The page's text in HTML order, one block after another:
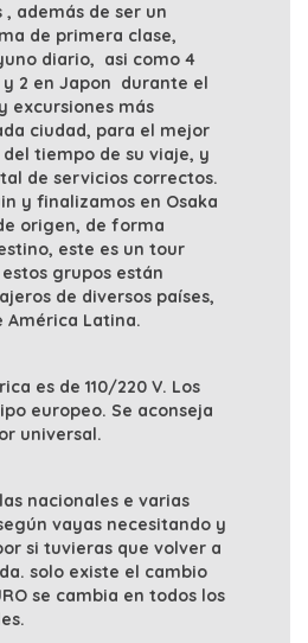
, además de ser un
de primera clase,
diario, asi como 4
y 2 en Japon durante el
excursiones más
ciudad, para el mejor
tiempo de su viaje, y
de servicios correctos.
y finalizamos en Osaka
origen, de forma
este es un tour
grupos están
de diversos países,
Latina.
es de 110/220 V. Los
europeo. Se aconseja
universal.
nacionales e varias
vayas necesitando y
si tuvieras que volver a
solo existe el cambio
se cambia en todos los